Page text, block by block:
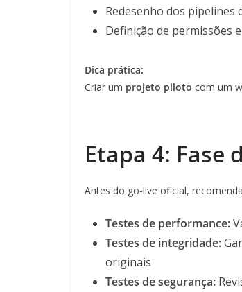
Redesenho dos pipelines
Definição de permissões
Dica prática:
Criar um projeto piloto com um
Etapa 4: Fase
Antes do go-live oficial,
Testes de performance:
Testes de integridade:
originais
Testes de segurança: